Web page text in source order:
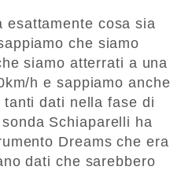
esattamente cosa sia
che siamo
siamo atterrati a una
h e sappiamo anche
dati nella fase di
Schiaparelli ha
Dreams che era
dati che sarebbero